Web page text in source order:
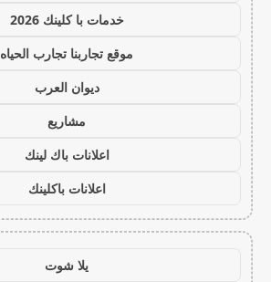
خدمات با كلينك 2026
موقع تجاربنا تجارب الحياه
ديوان العرب
مشاريع
اعلانات باك لينك
اعلانات باكلينك
يلا شوت